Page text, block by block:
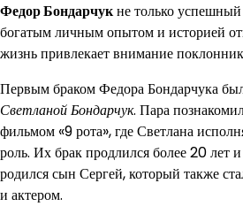
Федор Бондарчукне только успешный
богатым личным опытом и историей
жизнь привлекает внимание
Первым браком Федора Бондарчука
Светланой Бондарчук. Пара
фильмом «9 рота», где Светлана
роль. Их брак продлился более 20 лет
родился сын Сергей, который также
и актером.